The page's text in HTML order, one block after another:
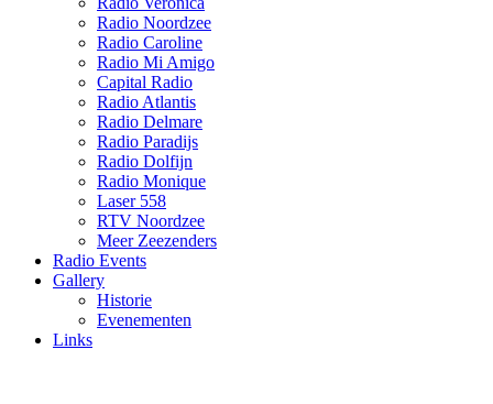
Radio Noordzee
Radio Caroline
Radio Mi Amigo
Capital Radio
Radio Atlantis
Radio Delmare
Radio Paradijs
Radio Dolfijn
Radio Monique
Laser 558
RTV Noordzee
Meer Zeezenders
Radio Events
Gallery
Historie
Evenementen
Links